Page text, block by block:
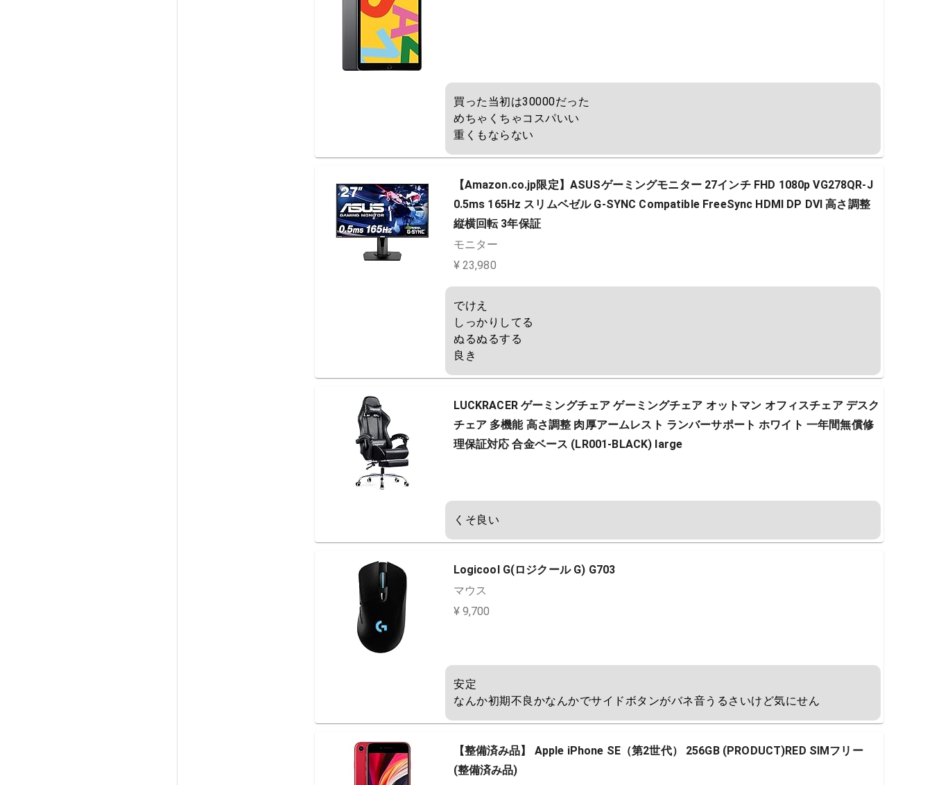
買った当初は30000だった
めちゃくちゃコスパいい
重くもならない
【Amazon.co.jp限定】ASUSゲーミングモニター 27インチ FHD 1080p VG278QR-J
0.5ms 165Hz スリムベゼル G-SYNC Compatible FreeSync HDMI DP DVI 高さ調整
縦横回転 3年保証
モニター
¥ 23,980
でけえ
しっかりしてる
ぬるぬるする
良き
LUCKRACER ゲーミングチェア ゲーミングチェア オットマン オフィスチェア デスク
チェア 多機能 高さ調整 肉厚アームレスト ランバーサポート ホワイト 一年間無償修
理保証対応 合金ベース (LR001-BLACK) large
くそ良い
Logicool G(ロジクール G) G703
マウス
¥ 9,700
安定
なんか初期不良かなんかでサイドボタンがバネ音うるさいけど気にせん
【整備済み品】 Apple iPhone SE（第2世代） 256GB (PRODUCT)RED SIMフリー
(整備済み品)